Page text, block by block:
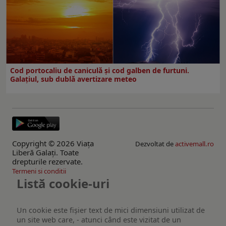
Cod portocaliu de caniculă și cod galben de furtuni.
Galațiul, sub dublă avertizare meteo
Copyright © 2026 Viaţa
Liberă Galaţi. Toate
drepturile rezervate.
Dezvoltat deactivemall.ro
Termeni si conditii
Listă cookie-uri
Un cookie este fişier text de mici dimensiuni utilizat de
un site web care, - atunci când este vizitat de un